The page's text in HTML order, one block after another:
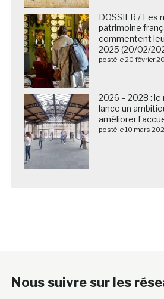
DOSSIER / Les
patrimoine
commentent
2025 (20/02/
posté le 20 février
2026 – 2028 : le
lance un
améliorer
posté le 10 mars
Nous suivre sur les